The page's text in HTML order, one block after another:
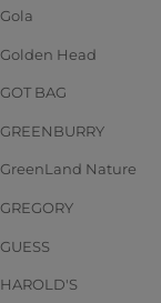
Gola
Golden Head
GOT BAG
GREENBURRY
GreenLand Nature
GREGORY
GUESS
HAROLD'S